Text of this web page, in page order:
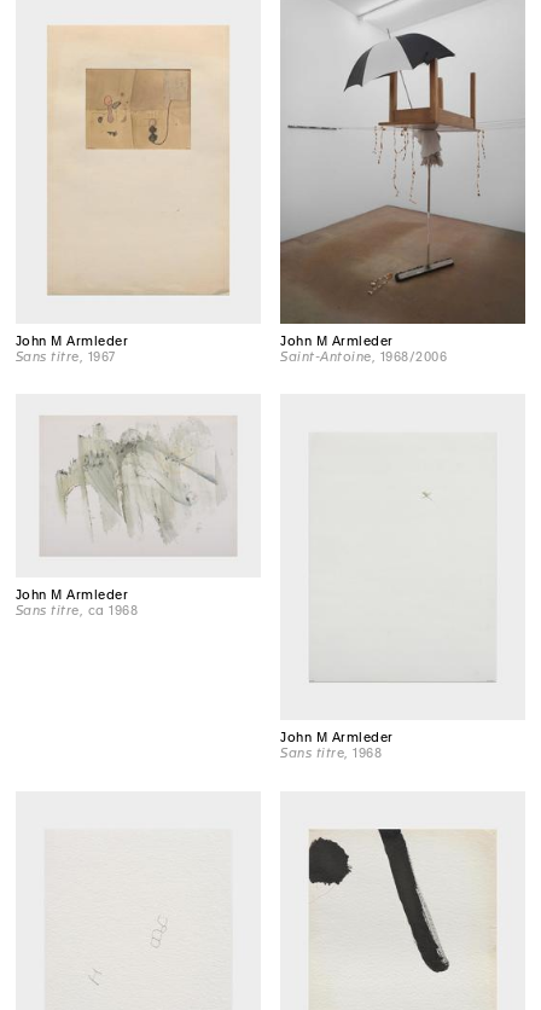
John M Armleder
Sans titre , 1967
John M Armleder
Saint-Antoine , 1968/2006
John M Armleder
Sans titre , ca 1968
John M Armleder
Sans titre, 1968